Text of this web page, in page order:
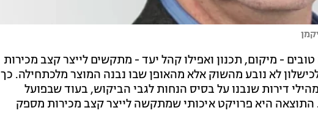
טובים - מיקום, תכנון ואפילו קהל יעד - מתקשים לייצר קצב מכירות
לא נובע מהשוק אלא מהאופן שבו נבנה המוצר מלכתחילה. כך
דירות שנבנו על בסיס הנחות לגבי הביקוש, בעוד שבפועל
התוצאה היא פרויקט איכותי שמתקשה לייצר קצב מכירות מספק